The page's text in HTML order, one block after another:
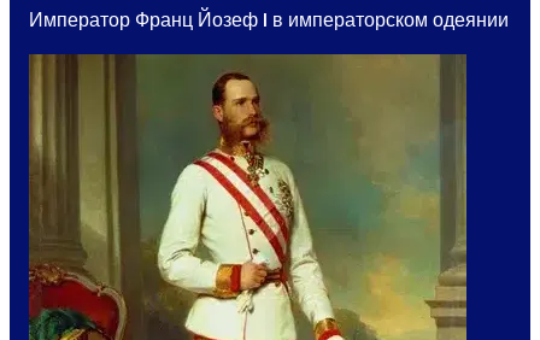
Император Франц Йозеф I в императорском одеянии